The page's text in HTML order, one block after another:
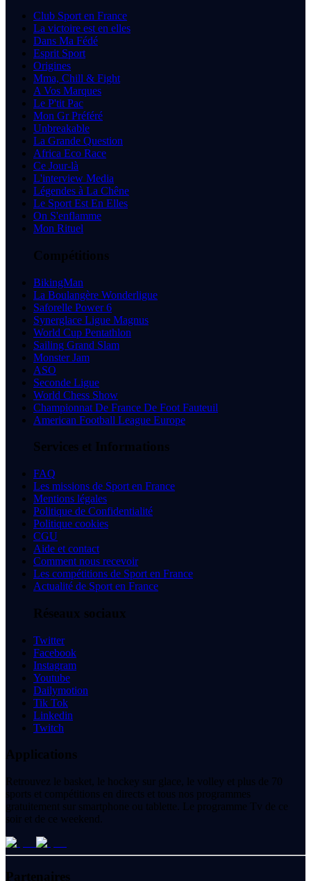
Club Sport en France
La victoire est en elles
Dans Ma Fédé
Esprit Sport
Origines
Mma, Chill & Fight
A Vos Marques
Le P'tit Pac
Mon Gr Préféré
Unbreakable
La Grande Question
Africa Eco Race
Ce Jour-là
L'interview Media
Légendes à La Chêne
Le Sport Est En Elles
On S'enflamme
Mon Rituel
Compétitions
BikingMan
La Boulangère Wonderligue
Saforelle Power 6
Synerglace Ligue Magnus
World Cup Pentathlon
Sailing Grand Slam
Monster Jam
ASO
Seconde Ligue
World Chess Show
Championnat De France De Foot Fauteuil
American Football League Europe
Services et Informations
FAQ
Les missions de Sport en France
Mentions légales
Politique de Confidentialité
Politique cookies
CGU
Aide et contact
Comment nous recevoir
Les compétitions de Sport en France
Actualité de Sport en France
Réseaux sociaux
Twitter
Facebook
Instagram
Youtube
Dailymotion
Tik Tok
Linkedin
Twitch
Applications
Retrouvez le basket, le hockey sur glace, le volley et plus de 70
sports et compétitions en directs et tous nos programmes
gratuitement sur smartphone ou tablette. Le programme Tv de ce
soir et de ce weekend.
Partenaires